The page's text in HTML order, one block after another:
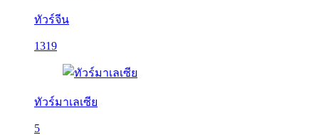
ทัวร์จีน
1319
ทัวร์มาเลเซีย
5